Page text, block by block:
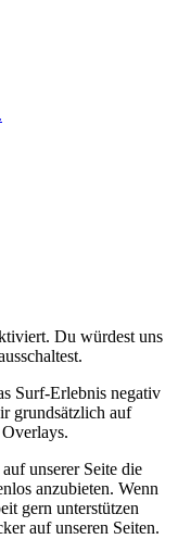
Du würdest uns
Surf-Erlebnis negativ
grundsätzlich auf
unserer Seite die
anzubieten. Wenn
gern unterstützen
auf unseren Seiten.